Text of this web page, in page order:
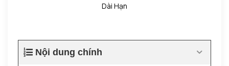
Dài Hạn
Nội dung chính